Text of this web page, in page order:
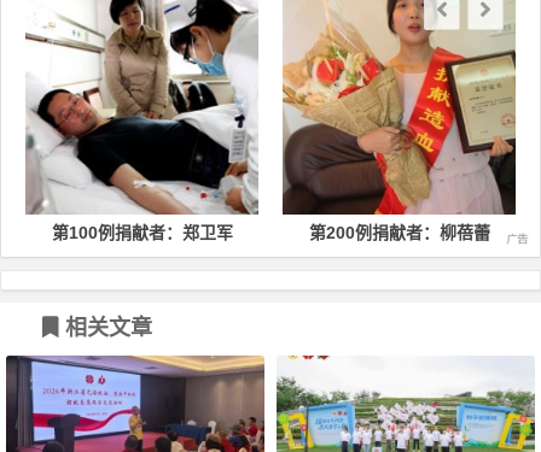
第100例捐献者：郑卫军 第200例捐献者：柳蓓蕾
相关文章